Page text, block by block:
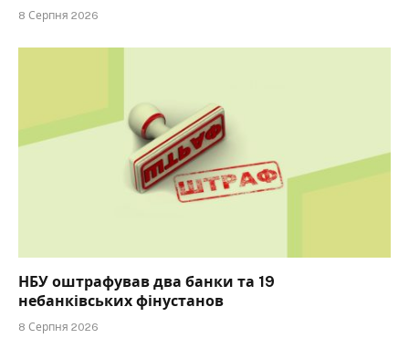
8 Серпня 2026
НБУ оштрафував два банки та 19
небанківських фінустанов
8 Серпня 2026